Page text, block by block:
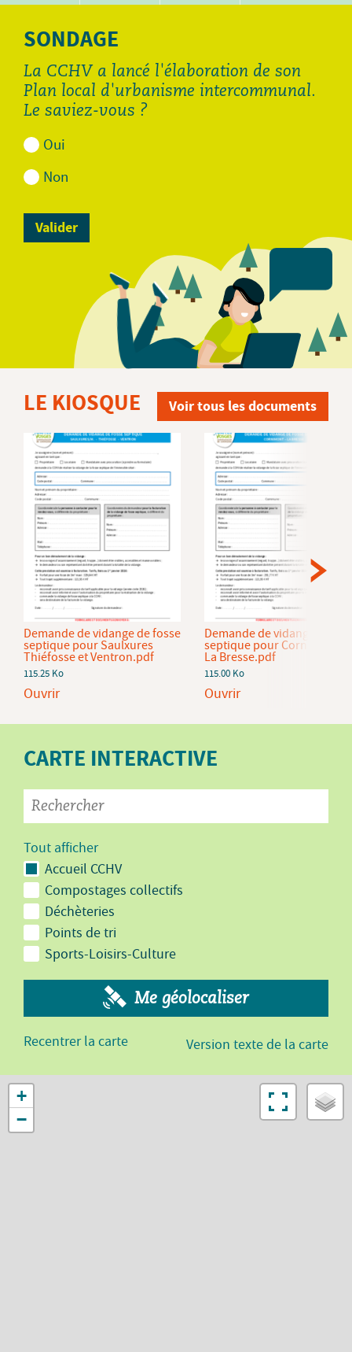
SONDAGE
La CCHV a lancé l'élaboration de son
Plan local d'urbanisme intercommunal.
Le saviez-vous ?
Oui
Non
LE KIOSQUE Voir tous les documents
Demande de vidange de fosse
septique pour Saulxures
Thiéfosse et Ventron.pdf
115.25 Ko
Ouvrir
Demande de vidange de
septique pour Cornimont et
La Bresse.pdf
115.00 Ko
Ouvrir
CARTE INTERACTIVE
Tout afficher
Accueil CCHV
Compostages collectifs
Déchèteries
Points de tri
Sports-Loisirs-Culture
Me géolocaliser
Recentrer la carte Version texte de la carte
+
−